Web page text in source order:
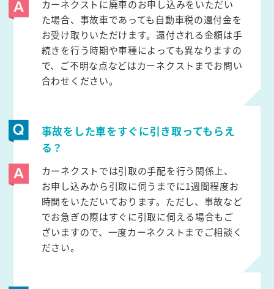
カーネクストに廃車のお申し込みをいただい
た場合、事故車であっても自動車税の還付金を
お受け取りいただけます。還付される金額は手
続きを行う時期や車種によっても異なりますの
で、ご不明な点などはカーネクストまでお問い
合わせください。
事故をした車をすぐに引き取ってもらえ
る？
カーネクストでは引取の手配を行う関係上、
お申し込みから引取に伺うまでに1週間程度お
時間をいただいております。ただし、事故など
でお急ぎの際はすぐに引取に伺える場合もご
ざいますので、一度カーネクストまでご相談く
ださい。